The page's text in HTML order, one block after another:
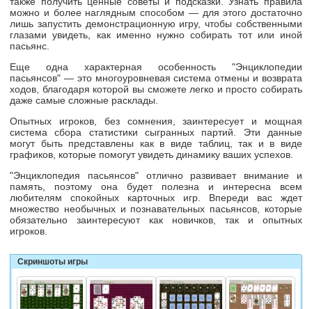
можно и более наглядным способом — для этого достаточно
лишь запустить демонстрационную игру, чтобы собственными
глазами увидеть, как именно нужно собирать тот или иной
пасьянс.
Еще одна характерная особенность "Энциклопедии
пасьянсов" — это многоуровневая система отмены и возврата
ходов, благодаря которой вы сможете легко и просто собирать
даже самые сложные расклады.
Опытных игроков, без сомнения, заинтересует и мощная
система сбора статистики сыгранных партий. Эти данные
могут быть представлены как в виде таблиц, так и в виде
графиков, которые помогут увидеть динамику ваших успехов.
"Энциклопедия пасьянсов" отлично развивает внимание и
память, поэтому она будет полезна и интересна всем
любителям спокойных карточных игр. Впереди вас ждет
множество необычных и познавательных пасьянсов, которые
обязательно заинтересуют как новичков, так и опытных
игроков.
Скриншоты игры